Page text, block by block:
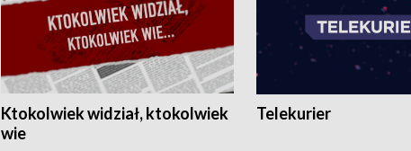
Ktokolwiek widział, ktokolwiek
wie
Telekurier